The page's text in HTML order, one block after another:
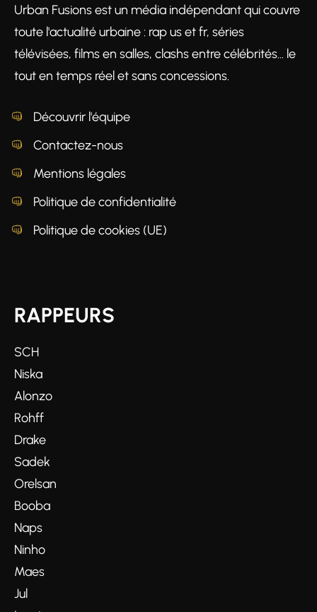
Urban Fusions est un média indépendant qui couvre
toute l'actualité urbaine : rap us et fr, séries
télévisées, films en salles, clashs entre célébrités… le
tout en temps réel et sans concessions.
Découvrir l'équipe
Contactez-nous
Mentions légales
Politique de confidentialité
Politique de cookies (UE)
RAPPEURS
SCH
Niska
Alonzo
Rohff
Drake
Sadek
Orelsan
Booba
Naps
Ninho
Maes
Jul